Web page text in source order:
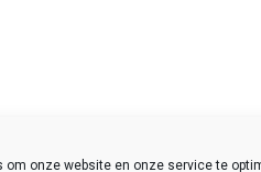
om onze website en onze service te
Developed by